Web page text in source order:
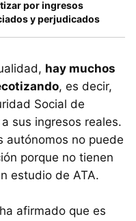
por ingresos
y perjudicados
hay muchos
, es decir,
Social de
sus ingresos reales.
autónomos no puede
porque no tienen
estudio de ATA.
afirmado que es